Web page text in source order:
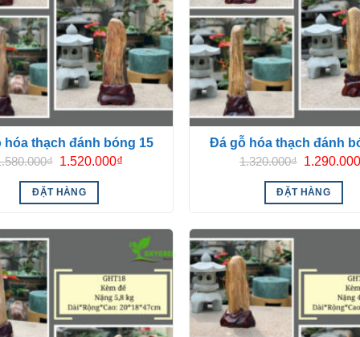
hóa thạch đánh bóng 15
₫ Giá
gốc
là:
1.580.000₫.
1.520.000₫
ĐẶT HÀNG
Đá gỗ hóa thạch đánh
1.320.000₫ Giá
gốc
là:
1.320.000₫.
1.290.000
ĐẶT HÀNG